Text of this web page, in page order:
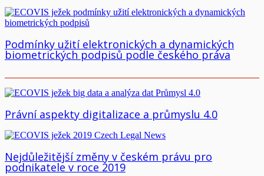
Podmínky užití elektronických a dynamických
biometrických podpisů podle českého práva
Právní aspekty digitalizace a průmyslu 4.0
Nejdůležitější změny v českém právu pro
podnikatele v roce 2019